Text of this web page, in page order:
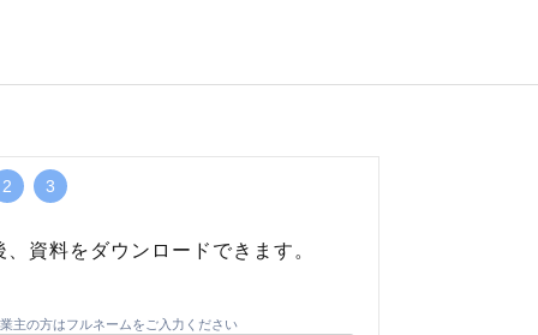
2 3
資料をダウンロードできます。
主の方はフルネームをご入力ください